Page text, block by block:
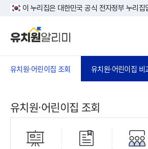
본문 바로가기
이 누리집은 대한민국 공식 전자정부 누리집
유치원·어린이집 조회 유치원·어린이집 비
유치원·어린이집 조회